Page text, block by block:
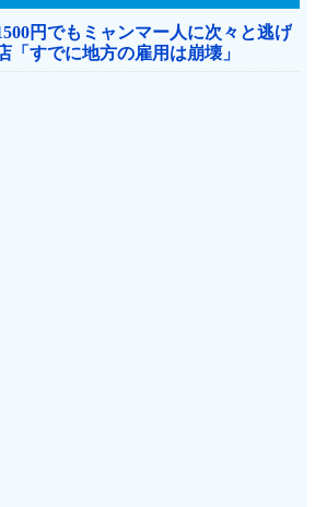
円でもミャンマー人に次々と逃げ
「すでに地方の雇用は崩壊」